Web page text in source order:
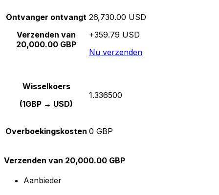
Ontvanger ontvangt
Verzenden van
20,000.00 GBP
26,730.00 USD
+359.79 USD
Nu verzenden
Wisselkoers
(1GBP → USD)
1.336500
Overboekingskosten 0 GBP
Verzenden van 20,000.00 GBP
Aanbieder